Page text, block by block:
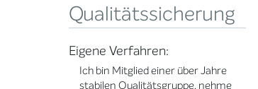
Qualitätssicherung
Eigene Verfahren:
Ich bin Mitglied einer über Jahre
stabilen Qualitätsgruppe, nehme